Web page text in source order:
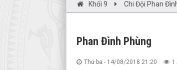
Khối 9 Chi Đội Phan
Phan Đình Phùng
Thứ ba - 14/08/2018 21:20